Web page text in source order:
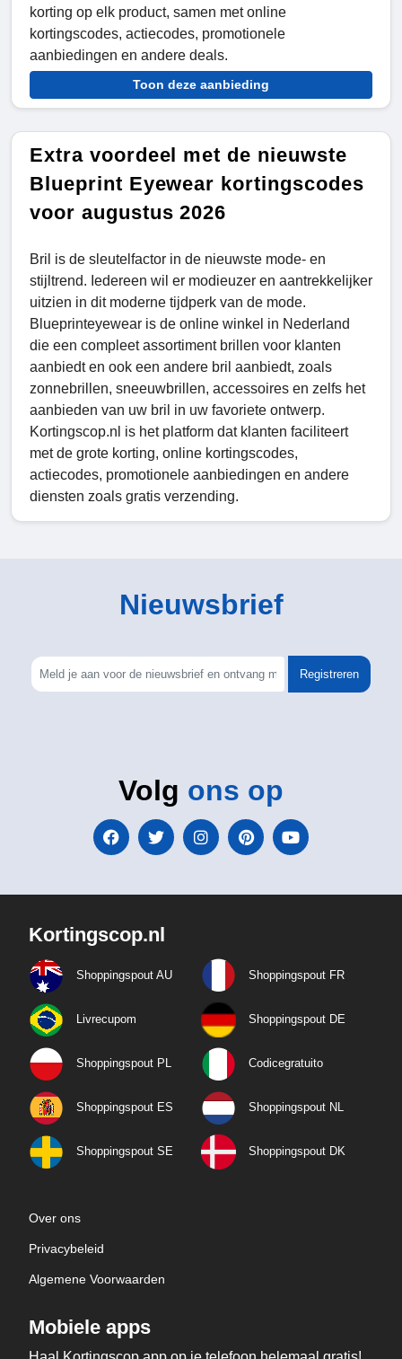
korting op elk product, samen met online
kortingscodes, actiecodes, promotionele
aanbiedingen en andere deals.
Toon deze aanbieding
Extra voordeel met de nieuwste
Blueprint Eyewear kortingscodes
voor augustus 2026
Bril is de sleutelfactor in de nieuwste mode- en
stijltrend. Iedereen wil er modieuzer en aantrekkelijker
uitzien in dit moderne tijdperk van de mode.
Blueprinteyewear is de online winkel in Nederland
die een compleet assortiment brillen voor klanten
aanbiedt en ook een andere bril aanbiedt, zoals
zonnebrillen, sneeuwbrillen, accessoires en zelfs het
aanbieden van uw bril in uw favoriete ontwerp.
Kortingscop.nl is het platform dat klanten faciliteert
met de grote korting, online kortingscodes,
actiecodes, promotionele aanbiedingen en andere
diensten zoals gratis verzending.
Nieuwsbrief
Registreren
Volg ons op
Kortingscop.nl
Shoppingspout AU Shoppingspout FR
Livrecupom Shoppingspout DE
Shoppingspout PL Codicegratuito
Shoppingspout ES Shoppingspout NL
Shoppingspout SE Shoppingspout DK
Over ons
Privacybeleid
Algemene Voorwaarden
Mobiele apps